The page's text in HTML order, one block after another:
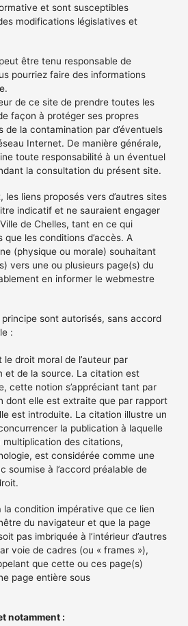
et sont susceptibles
modifications législatives et
être tenu responsable de
pourriez faire des informations
de ce site de prendre toutes les
façon à protéger ses propres
de la contamination par d’éventuels
Internet. De manière générale,
toute responsabilité à un éventuel
la consultation du présent site.
les liens proposés vers d’autres sites
indicatif et ne sauraient engager
de Chelles, tant en ce qui
les conditions d’accès. A
(physique ou morale) souhaitant
vers une ou plusieurs page(s) du
en informer le webmestre
principe sont autorisés, sans accord
:
droit moral de l’auteur par
et de la source. La citation est
cette notion s’appréciant tant par
dont elle est extraite que par rapport
est introduite. La citation illustre un
la publication à laquelle
des citations,
est considérée comme une
à l’accord préalable de
la condition impérative que ce lien
du navigateur et que la page
pas imbriquée à l’intérieur d’autres
voie de cadres (ou « frames »),
que cette ou ces page(s)
page entière sous
notamment :